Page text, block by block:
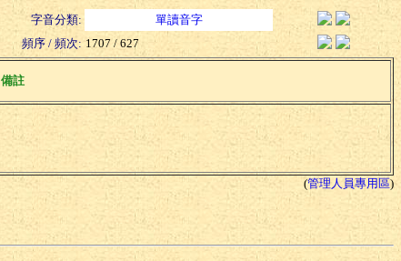
字音分類:
單讀音字
頻序 / 頻次: 1707 / 627
備註
(管理人員專用區)